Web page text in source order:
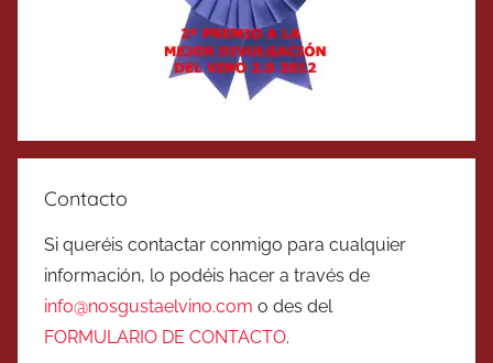
Contacto
Si queréis contactar conmigo para cualquier
información, lo podéis hacer a través de
info@nosgustaelvino.com o des del
FORMULARIO DE CONTACTO.